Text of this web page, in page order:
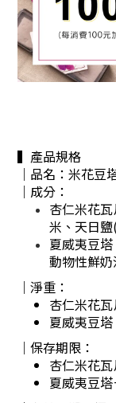
▍產品規格
｜品名：米花豆
｜成分：
杏仁米花瓦
米、天日
夏威夷豆塔
動物性鮮
｜淨重：
杏仁米花
夏威夷豆塔
｜保存期限：
杏仁米花
夏威夷豆